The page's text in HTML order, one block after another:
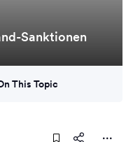
Sanktionen
This Topic